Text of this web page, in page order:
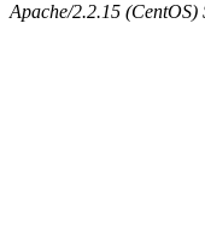
Apache/2.2.15